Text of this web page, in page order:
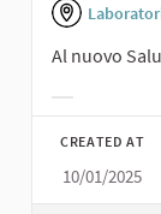
Al nuovo
CREATED AT
10/01/2025